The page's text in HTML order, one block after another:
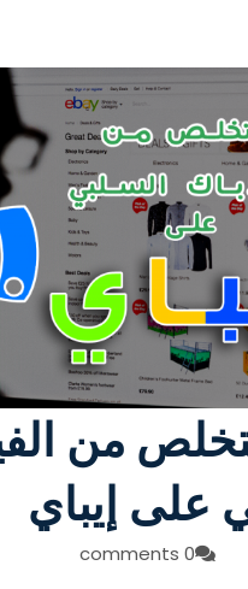
من
على إيباي
0 comments